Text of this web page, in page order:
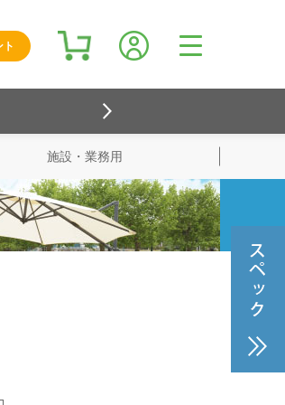
検索
施設・業務用